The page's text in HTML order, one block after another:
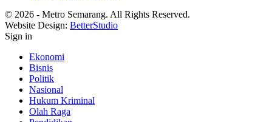
© 2026 - Metro Semarang. All Rights Reserved.
Website Design: BetterStudio
Sign in
Ekonomi
Bisnis
Politik
Nasional
Hukum Kriminal
Olah Raga